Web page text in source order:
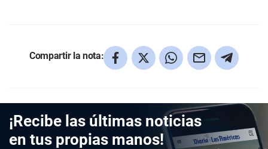
Compartir la nota:
¡Recibe las últimas noticias
en tus propias manos!